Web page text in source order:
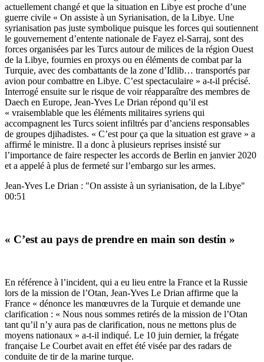
actuellement changé et que la situation en Libye est proche d’une
guerre civile « On assiste à un Syrianisation, de la Libye. Une
syrianisation pas juste symbolique puisque les forces qui soutiennent
le gouvernement d’entente nationale de Fayez el-Sarraj, sont des
forces organisées par les Turcs autour de milices de la région Ouest
de la Libye, fournies en proxys ou en éléments de combat par la
Turquie, avec des combattants de la zone d’Idlib… transportés par
avion pour combattre en Libye. C’est spectaculaire » a-t-il précisé.
Interrogé ensuite sur le risque de voir réapparaître des membres de
Daech en Europe, Jean-Yves Le Drian répond qu’il est
« vraisemblable que les éléments militaires syriens qui
accompagnent les Turcs soient infiltrés par d’anciens responsables
de groupes djihadistes. « C’est pour ça que la situation est grave » a
affirmé le ministre. Il a donc à plusieurs reprises insisté sur
l’importance de faire respecter les accords de Berlin en janvier 2020
et a appelé à plus de fermeté sur l’embargo sur les armes.
Jean-Yves Le Drian : "On assiste à un syrianisation, de la Libye"
00:51
« C’est au pays de prendre en main son destin »
En référence à l’incident, qui a eu lieu entre la France et la Russie
lors de la mission de l’Otan, Jean-Yves Le Drian affirme que la
France « dénonce les manœuvres de la Turquie et demande une
clarification : « Nous nous sommes retirés de la mission de l’Otan
tant qu’il n’y aura pas de clarification, nous ne mettons plus de
moyens nationaux » a-t-il indiqué. Le 10 juin dernier, la frégate
française Le Courbet avait en effet été visée par des radars de
conduite de tir de la marine turque.